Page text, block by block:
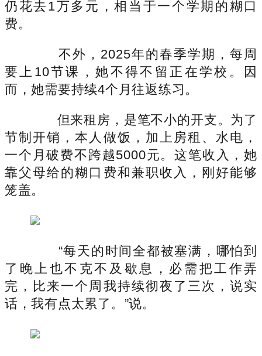
仍花去1万多元，相当于一个学期的糊口
费。
不外，2025年的春季学期，每周
要上10节课，她不得不留正在学校。因
而，她需要持续4个月往返练习。
但来租房，是笔不小的开支。为了
节制开销，本人做饭，加上房租、水电，
一个月破费不跨越5000元。这笔收入，她
靠父母给的糊口费和兼职收入，刚好能够
笼盖。
“每天的时间全都被塞满，哪怕到
了晚上也不克不及歇息，必需把工作弄
完，比来一个周我持续彻夜了三次，说实
话，我有点太累了。”说。